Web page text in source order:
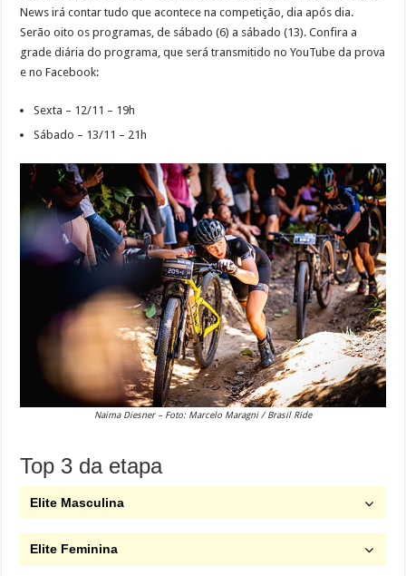
News irá contar tudo que acontece na competição, dia após dia.
Serão oito os programas, de sábado (6) a sábado (13). Confira a
grade diária do programa, que será transmitido no YouTube da prova
e no Facebook:
Sexta – 12/11 – 19h
Sábado – 13/11 – 21h
Naima Diesner – Foto: Marcelo Maragni / Brasil Ride
Top 3 da etapa
Elite Masculina
Elite Feminina